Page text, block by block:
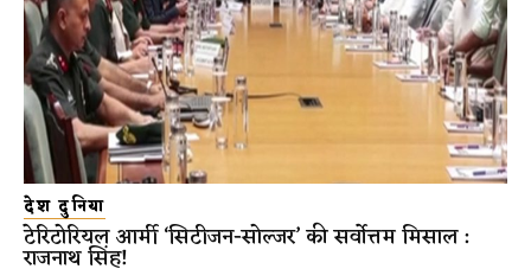
देश दुनिया
टेरिटोरियल आर्मी ‘सिटीजन-सोल्जर’ की सर्वोत्तम मिसाल :
राजनाथ सिंह!